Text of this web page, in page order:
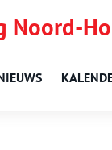
Noord-